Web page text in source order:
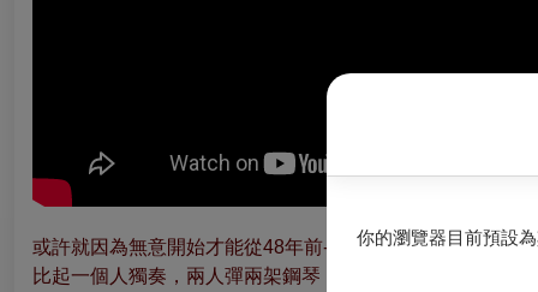
你的瀏覽器目前預設
或許就因為 無意開始才能從48年前-完全無人彈奏雙鋼琴的
比起一個人獨奏，兩人彈兩架鋼琴，四隻手的可能性真是自